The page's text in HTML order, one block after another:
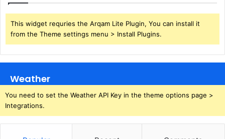
This widget requries the Arqam Lite Plugin, You can install it
from the Theme settings menu > Install Plugins.
Weather
You need to set the Weather API Key in the theme options page >
Integrations.